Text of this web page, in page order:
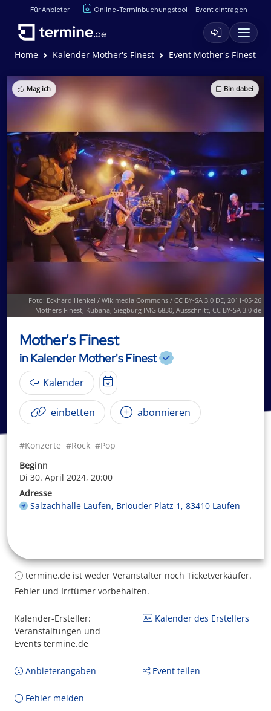
Für Anbieter Online-Terminbuchungstool Event eintragen
Home Kalender Mother's Finest Event Mother's Finest
Mag ich Bin dabei
Foto: Eckhard Henkel / Wikimedia Commons / CC BY-SA 3.0 DE, 2011-05-26
Mothers Finest, Kubana, Siegburg IMG 6830, Ausschnitt, CC BY-SA 3.0 de
Mother's Finest
in Kalender Mother's Finest
Kalender
einbetten abonnieren
#Konzerte #Rock #Pop
Beginn
Di 30. April 2024, 20:00
Adresse
Salzachhalle Laufen, Briouder Platz 1, 83410 Laufen
termine.de ist weder Veranstalter noch Ticketverkäufer.
Fehler und Irrtümer vorbehalten.
Kalender-Ersteller:
Veranstaltungen und
Events termine.de
Kalender des Erstellers
Anbieterangaben Event teilen
Fehler melden